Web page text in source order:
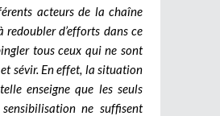
acteurs de la chaîne
redoubler d’efforts dans ce
tous ceux qui ne sont
sévir. En effet, la situation
enseigne que les seuls
ne suffisent